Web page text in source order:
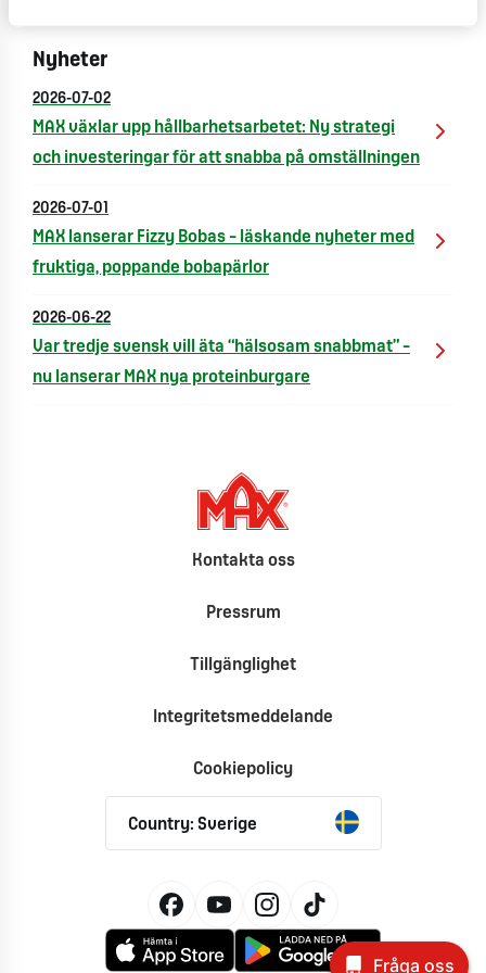
Nyheter
2026-07-02
MAX växlar upp hållbarhetsarbetet: Ny strategi
och investeringar för att snabba på omställningen
2026-07-01
MAX lanserar Fizzy Bobas – läskande nyheter med
fruktiga, poppande bobapärlor
2026-06-22
Var tredje svensk vill äta “hälsosam snabbmat” –
nu lanserar MAX nya proteinburgare
Kontakta oss
Pressrum
Tillgänglighet
Integritetsmeddelande
Cookiepolicy
Country: Sverige
Fråga oss